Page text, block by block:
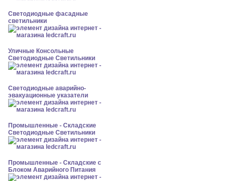
Светодиодные фасадные
светильники
Уличные Консольные
Светодиодные Светильники
Светодиодные аварийно-
эвакуационные указатели
Промышленные - Складские
Светодиодные Светильники
Промышленные - Складские с
Блоком Аварийного Питания